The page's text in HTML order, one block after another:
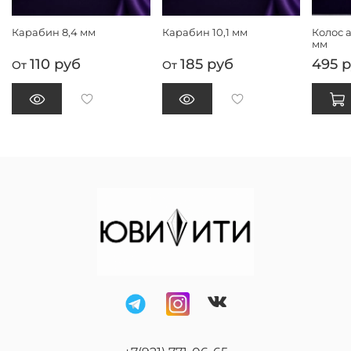
Карабин 8,4 мм
От 110 руб
Карабин 10,1 мм
От 185 руб
Колос
мм
495